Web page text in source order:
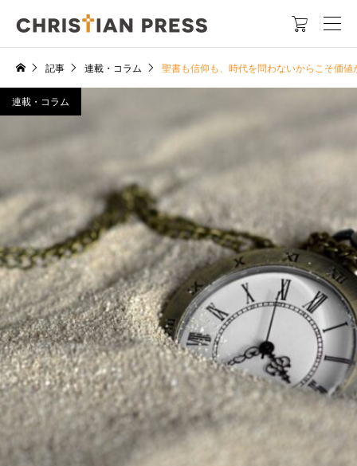

記事 連載・コラム 聖書も信仰も、時代を問わないからこそ価
連載・コラム